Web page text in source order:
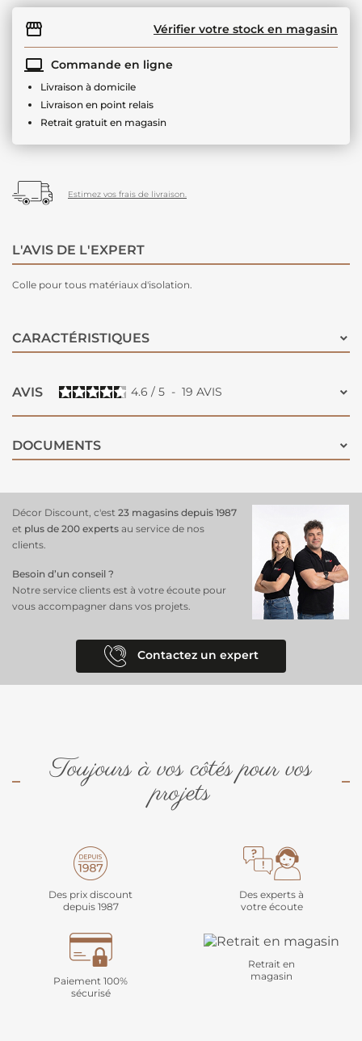
Vérifier votre stock en magasin
Commande en ligne
Livraison à domicile
Livraison en point relais
Retrait gratuit en magasin
Estimez vos frais de livraison.
L'AVIS DE L'EXPERT
Colle pour tous matériaux d'isolation.
CARACTÉRISTIQUES
AVIS 4.6 / 5 - 19 AVIS
DOCUMENTS
Décor Discount, c'est 23 magasins depuis 1987
et plus de 200 experts au service de nos
clients.
Besoin d’un conseil ?
Notre service clients est à votre écoute pour
vous accompagner dans vos projets.
Contactez un expert
Toujours à vos côtés pour vos
projets
Des prix discount
depuis 1987
Des experts à
votre écoute
Paiement 100%
sécurisé
Retrait en
magasin